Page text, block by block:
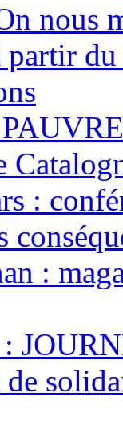
nous
partir
:
: